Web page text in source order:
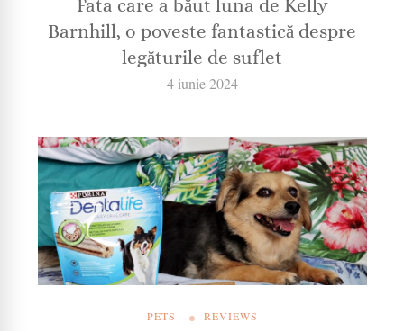
Fata care a băut luna de Kelly
Barnhill, o poveste fantastică despre
legăturile de suflet
4 iunie 2024
PETS REVIEWS